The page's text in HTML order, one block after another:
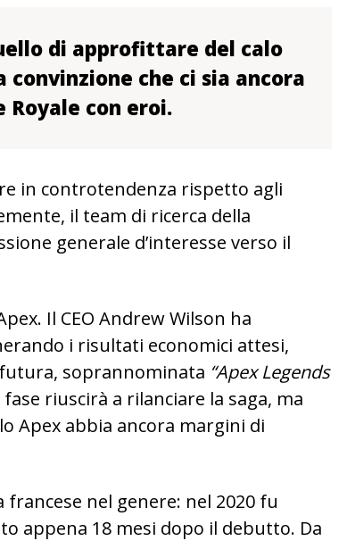
di approfittare del calo
che ci sia ancora
con eroi.
in controtendenza rispetto agli
il team di ricerca della
generale d’interesse verso il
Il CEO Andrew Wilson ha
i risultati economici attesi,
soprannominata “Apex Legends
riuscirà a rilanciare la saga, ma
Apex abbia ancora margini di
francese nel genere: nel 2020 fu
appena 18 mesi dopo il debutto. Da